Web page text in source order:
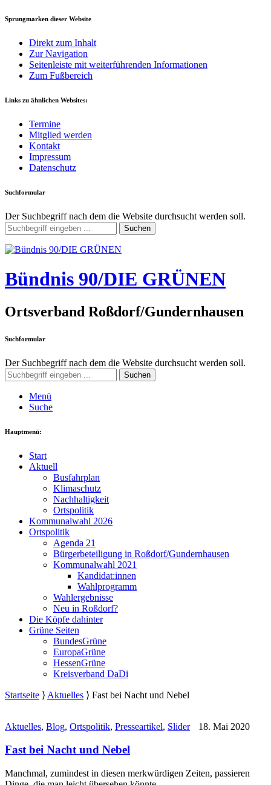
Sprungmarken dieser Website
Direkt zum Inhalt
Zur Navigation
Seitenleiste mit weiterführenden Informationen
Zum Fußbereich
Links zu ähnlichen Websites:
Termine
Mitglied werden
Kontakt
Impressum
Datenschutz
Suchformular
Der Suchbegriff nach dem die Website durchsucht werden soll.
Suchen
Bündnis 90/DIE GRÜNEN
Ortsverband Roßdorf/Gundernhausen
Suchformular
Der Suchbegriff nach dem die Website durchsucht werden soll.
Suchen
Menü
Suche
Hauptmenü:
Start
Aktuell
Busfahrplan
Klimaschutz
Nachhaltigkeit
Ortspolitik
Kommunalwahl 2026
Ortspolitik
Agenda 21
Bürgerbeteiligung in Roßdorf/Gundernhausen
Kommunalwahl 2021
Kandidat:innen
Wahlprogramm
Wahlergebnisse
Neu in Roßdorf?
Die Köpfe dahinter
Grüne Seiten
BundesGrüne
EuropaGrüne
HessenGrüne
Kreisverband DaDi
Startseite ⟩ Aktuelles ⟩ Fast bei Nacht und Nebel
Aktuelles, Blog, Ortspolitik, Presseartikel, Slider 18. Mai 2020
Fast bei Nacht und Nebel
Manchmal, zumindest in diesen merkwürdigen Zeiten, passieren